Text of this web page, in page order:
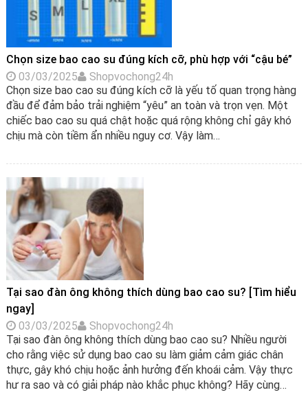
Chọn size bao cao su đúng kích cỡ, phù hợp với “cậu bé”
03/03/2025
Shopvochong24h
Chọn size bao cao su đúng kích cỡ là yếu tố quan trọng hàng
đầu để đảm bảo trải nghiệm “yêu” an toàn và trọn vẹn. Một
chiếc bao cao su quá chật hoặc quá rộng không chỉ gây khó
chịu mà còn tiềm ẩn nhiều nguy cơ. Vậy làm…
Tại sao đàn ông không thích dùng bao cao su? [Tìm hiểu
ngay]
03/03/2025
Shopvochong24h
Tại sao đàn ông không thích dùng bao cao su? Nhiều người
cho rằng việc sử dụng bao cao su làm giảm cảm giác chân
thực, gây khó chịu hoặc ảnh hưởng đến khoái cảm. Vậy thực
hư ra sao và có giải pháp nào khắc phục không? Hãy cùng…